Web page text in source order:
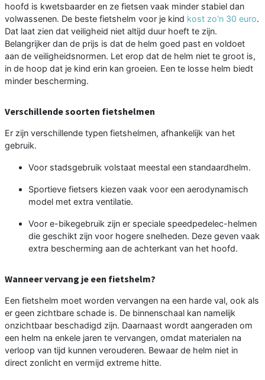
hoofd is kwetsbaarder en ze fietsen vaak minder stabiel dan
volwassenen. De beste fietshelm voor je kind kost zo'n 30 euro.
Dat laat zien dat veiligheid niet altijd duur hoeft te zijn.
Belangrijker dan de prijs is dat de helm goed past en voldoet
aan de veiligheidsnormen. Let erop dat de helm niet te groot is,
in de hoop dat je kind erin kan groeien. Een te losse helm biedt
minder bescherming.
Verschillende soorten fietshelmen
Er zijn verschillende typen fietshelmen, afhankelijk van het
gebruik.
Voor stadsgebruik volstaat meestal een standaardhelm.
Sportieve fietsers kiezen vaak voor een aerodynamisch
model met extra ventilatie.
Voor e-bikegebruik zijn er speciale speedpedelec-helmen
die geschikt zijn voor hogere snelheden. Deze geven vaak
extra bescherming aan de achterkant van het hoofd.
Wanneer vervang je een fietshelm?
Een fietshelm moet worden vervangen na een harde val, ook als
er geen zichtbare schade is. De binnenschaal kan namelijk
onzichtbaar beschadigd zijn. Daarnaast wordt aangeraden om
een helm na enkele jaren te vervangen, omdat materialen na
verloop van tijd kunnen verouderen. Bewaar de helm niet in
direct zonlicht en vermijd extreme hitte.